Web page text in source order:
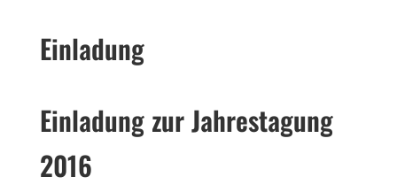
Einladung
Einladung zur Jahrestagung
2016